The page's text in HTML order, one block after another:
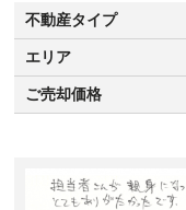
不動産タイプ
エリア
ご売却価格